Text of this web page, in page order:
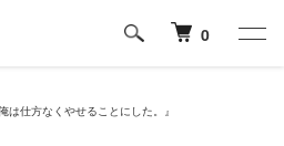
0
は仕方なくやせることにした。』